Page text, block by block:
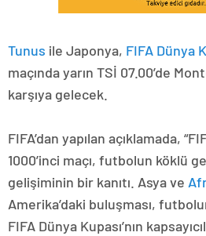
Tunus ile Japonya, FIFA Dünya
maçında yarın TSİ 07.00’de
karşıya gelecek.
FIFA’dan yapılan açıklamada,
1000’inci maçı, futbolun köklü
gelişiminin bir kanıtı. Asya ve
Amerika’daki buluşması,
FIFA Dünya Kupası’nın